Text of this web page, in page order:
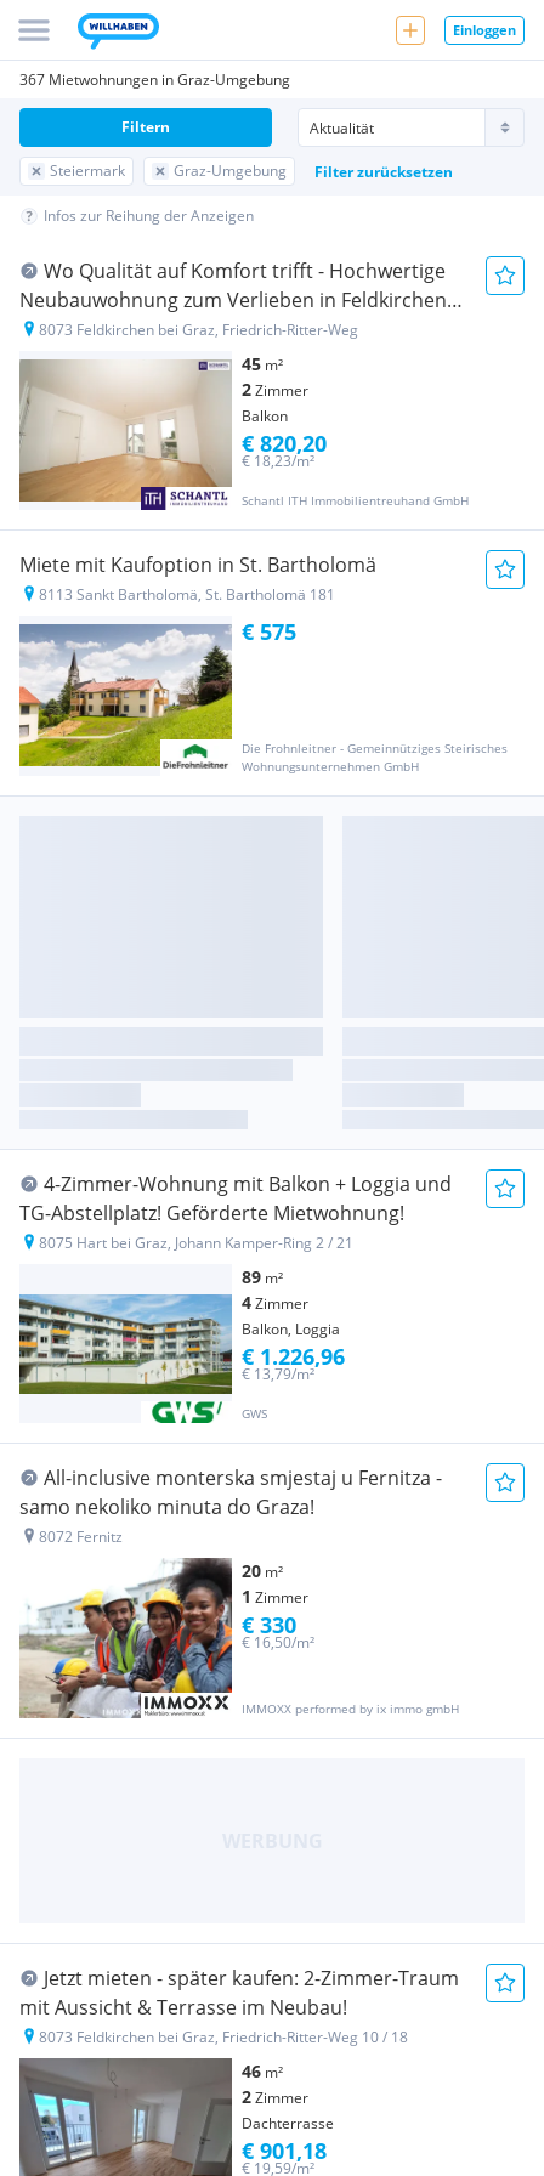
Einloggen
367 Mietwohnungen in Graz-Umgebung
Steiermark Graz-Umgebung Filter zurücksetzen
Filtern
Infos zur Reihung der Anzeigen
Wo Qualität auf Komfort trifft - Hochwertige
Neubauwohnung zum Verlieben in Feldkirchen
bei Graz. Überzeugen Sie sich selbst im Zuge
eines Besichtigungstermins!
8073 Feldkirchen bei Graz, Friedrich-Ritter-Weg
45 m²
2Zimmer
Balkon
Schantl ITH Immobilientreuhand GmbH
€ 18,23/m²
€ 820,20
Miete mit Kaufoption in St. Bartholomä
8113 Sankt Bartholomä, St. Bartholomä 181
Die Frohnleitner - Gemeinnütziges Steirisches
Wohnungsunternehmen GmbH
€ 575
4-Zimmer-Wohnung mit Balkon + Loggia und
TG-Abstellplatz! Geförderte Mietwohnung!
8075 Hart bei Graz, Johann Kamper-Ring 2 / 21
89 m²
4Zimmer
Balkon, Loggia
GWS
€ 13,79/m²
€ 1.226,96
All-inclusive monterska smjestaj u Fernitza -
samo nekoliko minuta do Graza!
8072 Fernitz
20 m²
1 Zimmer
IMMOXX performed by ix immo gmbH
€ 16,50/m²
€ 330
Jetzt mieten - später kaufen: 2-Zimmer-Traum
mit Aussicht & Terrasse im Neubau!
8073 Feldkirchen bei Graz, Friedrich-Ritter-Weg 10 / 18
46 m²
2Zimmer
Dachterrasse
€ 19,59/m²
€ 901,18